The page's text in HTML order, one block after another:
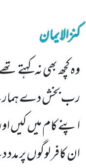
کنزالایمان
وہ کچھ بھی نہ
رب بخش دے ہمارے
اپنے کام میں کیں
ان کافر لوگوں پر